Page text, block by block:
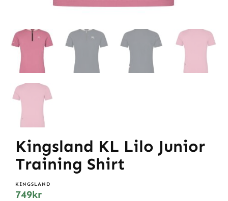
Kingsland KL Lilo Junior
Training Shirt
KINGSLAND
749kr